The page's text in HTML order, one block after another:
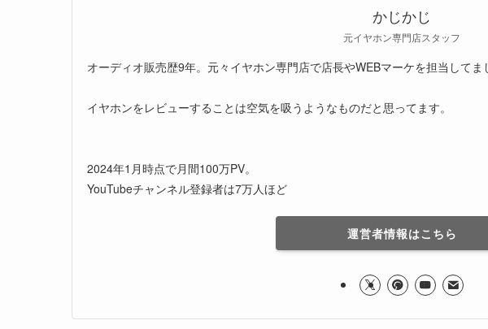
かじかじ
元イヤホン専門店スタッフ
オーディオ販売歴9年。元々イヤホン専門店で店長やWEBマーケを担当してま
イヤホンをレビューすることは空気を吸うようなものだと思ってます。
2024年1月時点で月間100万PV。
YouTubeチャンネル登録者は7万人ほど
運営者情報はこちら